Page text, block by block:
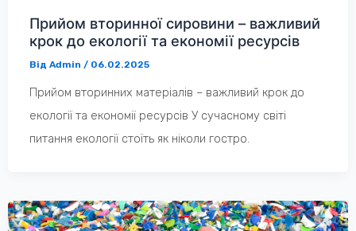
Прийом вторинної сировини – важливий
крок до екології та економії ресурсів
Від Admin / 06.02.2025
Прийом вторинних матеріалів – важливий крок до
екології та економії ресурсів У сучасному світі
питання екології стоїть як ніколи гостро.